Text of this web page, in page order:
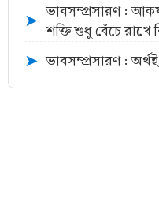
➤
ভাবসম্প্রসারণ :
শক্তি শুধু বেঁচে
➤ ভাবসম্প্রসারণ :